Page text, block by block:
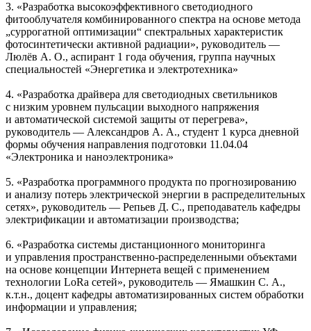
3. «Разработка высокоэффективного светодиодного
фитооблучателя комбинированного спектра на основе метода
„суррогатной оптимизации“ спектральных характеристик
фотосинтетически активной радиации», руководитель —
Люлёв А. О., аспирант 1 года обучения, группа научных
специальностей «Энергетика и электротехника»
4. «Разработка драйвера для светодиодных светильников
с низким уровнем пульсации выходного напряжения
и автоматической системой защиты от перегрева»,
руководитель — Александров А. А., студент 1 курса дневной
формы обучения направления подготовки 11.04.04
«Электроника и наноэлектроника»
5. «Разработка программного продукта по прогнозированию
и анализу потерь электрической энергии в распределительных
сетях», руководитель — Репьев Д. С., преподаватель кафедры
электрификации и автоматизации производства;
6. «Разработка системы дистанционного мониторинга
и управления пространственно-распределенными объектами
на основе концепции Интернета вещей с применением
технологии LoRa сетей», руководитель — Ямашкин С. А.,
к.т.н., доцент кафедры автоматизированных систем обработки
информации и управления;